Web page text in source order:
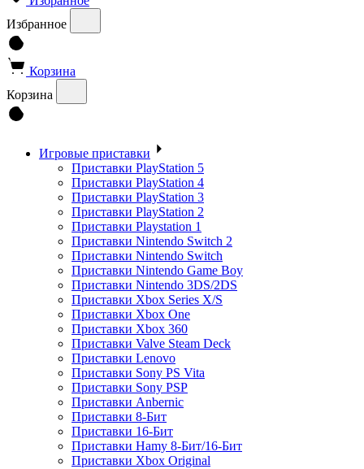
Избранное
Корзина
Корзина
Игровые приставки
Приставки PlayStation 5
Приставки PlayStation 4
Приставки PlayStation 3
Приставки PlayStation 2
Приставки Playstation 1
Приставки Nintendo Switch 2
Приставки Nintendo Switch
Приставки Nintendo Game Boy
Приставки Nintendo 3DS/2DS
Приставки Xbox Series X/S
Приставки Xbox One
Приставки Xbox 360
Приставки Valve Steam Deck
Приставки Lenovo
Приставки Sony PS Vita
Приставки Sony PSP
Приставки Anbernic
Приставки 8-Бит
Приставки 16-Бит
Приставки Hamy 8-Бит/16-Бит
Приставки Xbox Original